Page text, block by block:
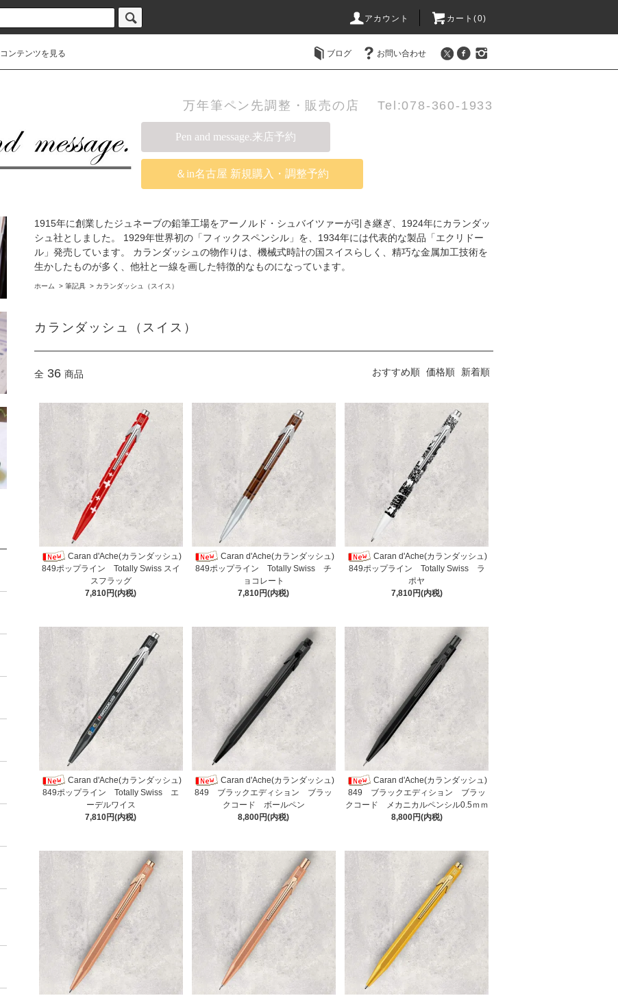
アカウント カート(0)
コンテンツを見る ブログ お問い合わせ
万年筆ペン先調整・販売の店 Tel:078-360-1933
Pen and message.来店予約
＆in名古屋 新規購入・調整予約
1915年に創業したジュネーブの鉛筆工場をアーノルド・シュバイツァーが引き継ぎ、1924年にカランダッ
シュ社としました。 1929年世界初の「フィックスペンシル」を、1934年には代表的な製品「エクリドー
ル」発売しています。 カランダッシュの物作りは、機械式時計の国スイスらしく、精巧な金属加工技術を
生かしたものが多く、他社と一線を画した特徴的なものになっています。
ホーム > 筆記具 > カランダッシュ（スイス）
カランダッシュ（スイス）
全 36 商品 おすすめ順 価格順 新着順
Caran d'Ache(カランダッシュ)
849ポップライン Totally Swiss スイ
スフラッグ
7,810円(内税)
Caran d'Ache(カランダッシュ)
849ポップライン Totally Swiss チ
ョコレート
7,810円(内税)
Caran d'Ache(カランダッシュ)
849ポップライン Totally Swiss ラ
ポヤ
7,810円(内税)
Caran d'Ache(カランダッシュ)
849ポップライン Totally Swiss エ
ーデルワイス
7,810円(内税)
Caran d'Ache(カランダッシュ)
849 ブラックエディション ブラッ
クコード ボールペン
8,800円(内税)
Caran d'Ache(カランダッシュ)
849 ブラックエディション ブラッ
クコード メカニカルペンシル0.5ｍｍ
8,800円(内税)